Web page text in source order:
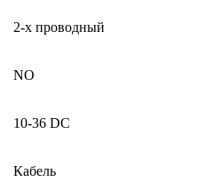
2-х проводный
NO
10-36 DC
Кабель